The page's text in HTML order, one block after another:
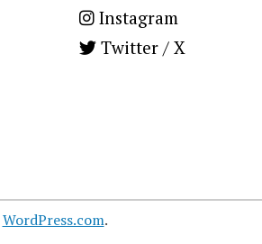
Instagram
Twitter / X
WordPress.com.